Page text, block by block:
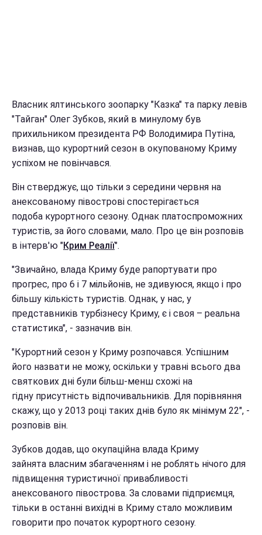
Власник ялтинського зоопарку "Казка" та парку левів
"Тайган" Олег Зубков, який в минулому був
прихильником президента РФ Володимира Путіна,
визнав, що курортний сезон в окупованому Криму
успіхом не повінчався.
Він стверджує, що тільки з середини червня на
анексованому півострові спостерігається
подоба курортного сезону. Однак платоспроможних
туристів, за його словами, мало. Про це він розповів
в інтерв'ю "Крим Реалії".
"Звичайно, влада Криму буде рапортувати про
прогрес, про 6 і 7 мільйонів, не здивуюся, якщо і про
більшу кількість туристів. Однак, у нас, у
представників турбізнесу Криму, є і своя – реальна
статистика", - зазначив він.
"Курортний сезон у Криму розпочався. Успішним
його назвати не можу, оскільки у травні всього два
святкових дні були більш-менш схожі на
гідну присутність відпочивальників. Для порівняння
скажу, що у 2013 році таких днів було як мінімум 22", -
розповів він.
Зубков додав, що окупаційна влада Криму
зайнята власним збагаченням і не роблять нічого для
підвищення туристичної привабливості
анексованого півострова. За словами підприємця,
тільки в останні вихідні в Криму стало можливим
говорити про початок курортного сезону.